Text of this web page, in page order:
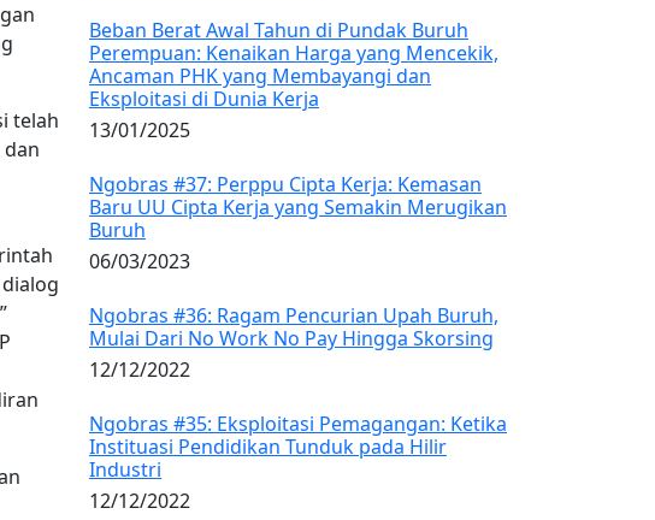
telah
”
Beban Berat Awal Tahun di Pundak Buruh
Perempuan: Kenaikan Harga yang Mencekik,
Ancaman PHK yang Membayangi dan
Eksploitasi di Dunia Kerja
13/01/2025
Ngobras #37: Perppu Cipta Kerja: Kemasan
Baru UU Cipta Kerja yang Semakin Merugikan
Buruh
06/03/2023
Ngobras #36: Ragam Pencurian Upah Buruh,
Mulai Dari No Work No Pay Hingga Skorsing
12/12/2022
Ngobras #35: Eksploitasi Pemagangan: Ketika
Instituasi Pendidikan Tunduk pada Hilir
Industri
12/12/2022